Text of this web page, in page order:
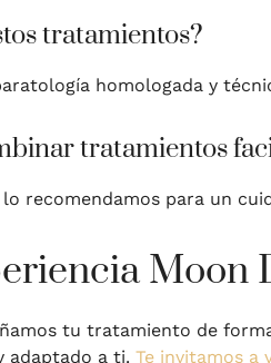
tratamientos?
homologada y
tratamientos
lo recomendamos para un
Moon
tu tratamiento de
adaptado a ti. Te invitamos a